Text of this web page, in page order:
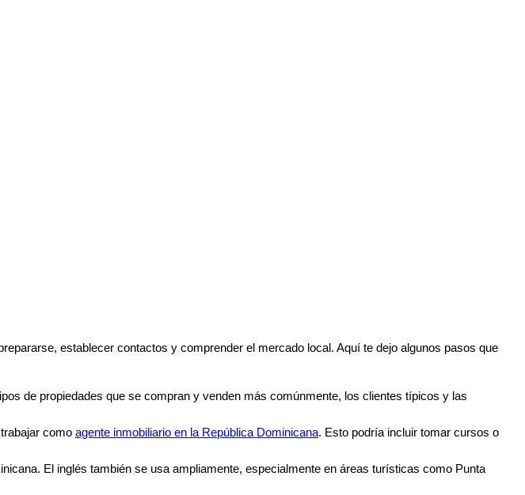
establecer contactos y comprender el mercado local. Aquí te dejo algunos pasos que
de propiedades que se compran y venden más comúnmente, los clientes típicos y las
como agente inmobiliario en la República Dominicana. Esto podría incluir tomar cursos o
El inglés también se usa ampliamente, especialmente en áreas turísticas como Punta